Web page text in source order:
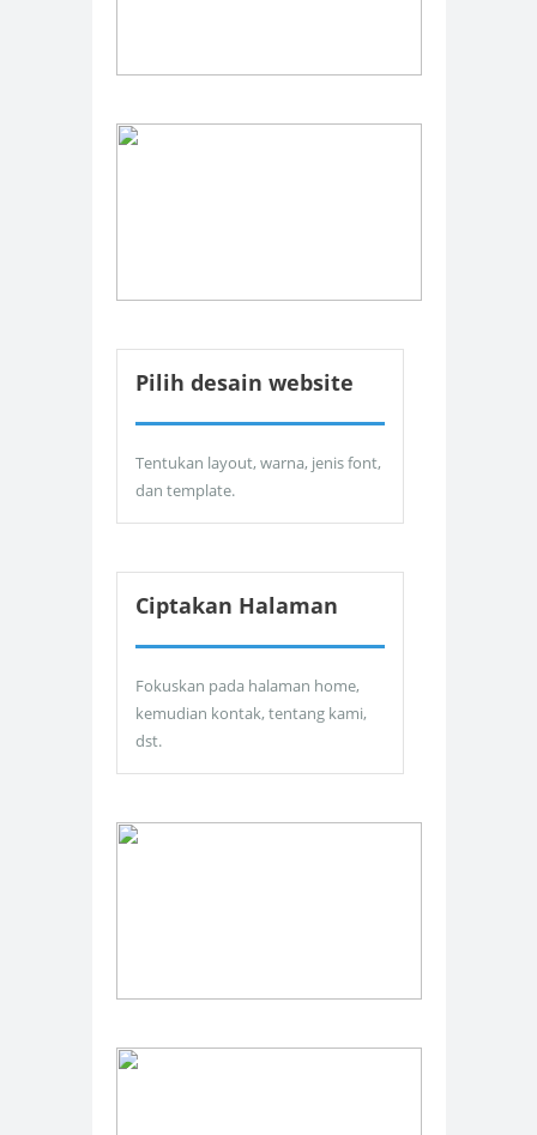
Pilih desain website
Tentukan layout, warna, jenis font,
dan template.
Ciptakan Halaman
Fokuskan pada halaman home,
kemudian kontak, tentang kami,
dst.